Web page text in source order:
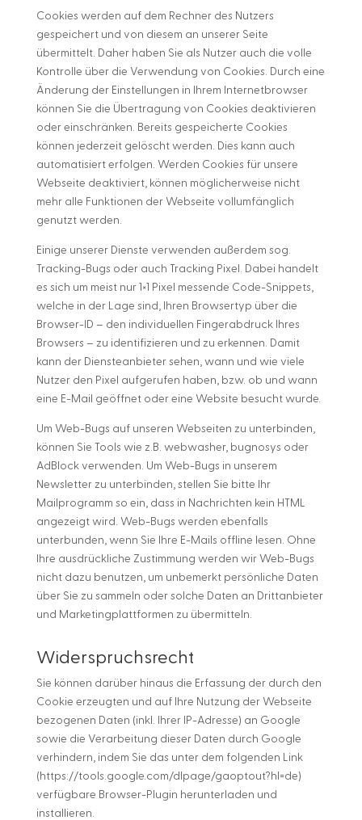
Cookies werden auf dem Rechner des Nutzers
gespeichert und von diesem an unserer Seite
übermittelt. Daher haben Sie als Nutzer auch die volle
Kontrolle über die Verwendung von Cookies. Durch eine
Änderung der Einstellungen in Ihrem Internetbrowser
können Sie die Übertragung von Cookies deaktivieren
oder einschränken. Bereits gespeicherte Cookies
können jederzeit gelöscht werden. Dies kann auch
automatisiert erfolgen. Werden Cookies für unsere
Webseite deaktiviert, können möglicherweise nicht
mehr alle Funktionen der Webseite vollumfänglich
genutzt werden.
Einige unserer Dienste verwenden außerdem sog.
Tracking-Bugs oder auch Tracking Pixel. Dabei handelt
es sich um meist nur 1×1 Pixel messende Code-Snippets,
welche in der Lage sind, Ihren Browsertyp über die
Browser-ID – den individuellen Fingerabdruck Ihres
Browsers – zu identifizieren und zu erkennen. Damit
kann der Diensteanbieter sehen, wann und wie viele
Nutzer den Pixel aufgerufen haben, bzw. ob und wann
eine E-Mail geöffnet oder eine Website besucht wurde.
Um Web-Bugs auf unseren Webseiten zu unterbinden,
können Sie Tools wie z.B. webwasher, bugnosys oder
AdBlock verwenden. Um Web-Bugs in unserem
Newsletter zu unterbinden, stellen Sie bitte Ihr
Mailprogramm so ein, dass in Nachrichten kein HTML
angezeigt wird. Web-Bugs werden ebenfalls
unterbunden, wenn Sie Ihre E-Mails offline lesen. Ohne
Ihre ausdrückliche Zustimmung werden wir Web-Bugs
nicht dazu benutzen, um unbemerkt persönliche Daten
über Sie zu sammeln oder solche Daten an Drittanbieter
und Marketingplattformen zu übermitteln.
Widerspruchsrecht
Sie können darüber hinaus die Erfassung der durch den
Cookie erzeugten und auf Ihre Nutzung der Webseite
bezogenen Daten (inkl. Ihrer IP-Adresse) an Google
sowie die Verarbeitung dieser Daten durch Google
verhindern, indem Sie das unter dem folgenden Link
(https://tools.google.com/dlpage/gaoptout?hl=de)
verfügbare Browser-Plugin herunterladen und
installieren.